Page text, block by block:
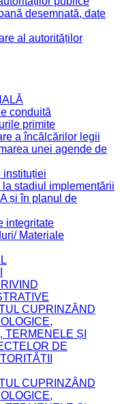
desemnată, date
al autorităților
conduită
primite
a încălcărilor legii
unei agende de
instituției
stadiul implementării
și în planul de
integritate
Materiale
CUPRINZÂND
TERMENELE ȘI
DE
CUPRINZÂND